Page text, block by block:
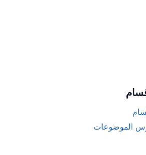
الموضوعات